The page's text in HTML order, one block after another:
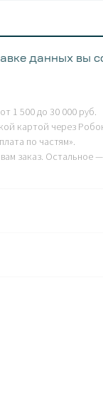
автоматически
ровно ту сумму,
как и от
1 500 до 30 000 руб.
картой через
по частям».
заказ. Остальное
данных вы